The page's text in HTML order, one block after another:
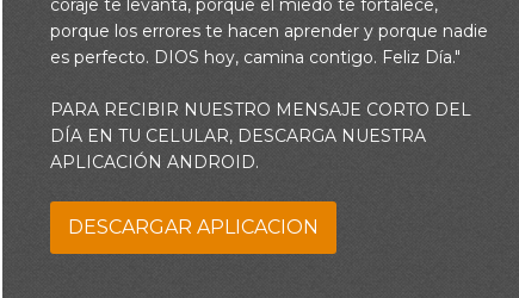
pasan
porque los errores te hacen aprender y porque nadie
es perfecto. DIOS hoy, camina contigo. Feliz Día."
PARA RECIBIR NUESTRO MENSAJE CORTO DEL
DÍA EN TU CELULAR, DESCARGA NUESTRA
APLICACIÓN ANDROID.
DESCARGAR APLICACION